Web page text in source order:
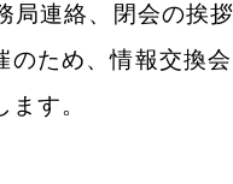
連絡、閉会の挨
ため、情報交換
す。